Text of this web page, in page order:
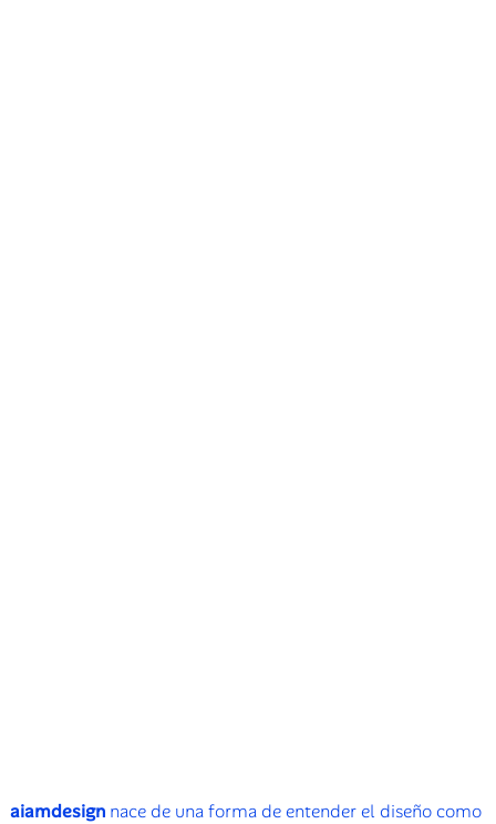
aiamdesignnace de una forma de entender el diseño como